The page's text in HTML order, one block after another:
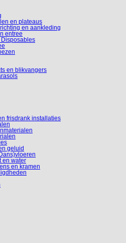
en plateaus
en aankleding
entree
en blikvangers
frisdrank installaties
geluid
en water
en kramen